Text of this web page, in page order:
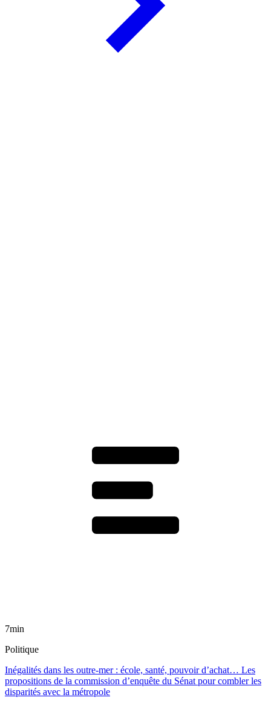
7min
Politique
Inégalités dans les outre-mer : école, santé, pouvoir d’achat… Les
propositions de la commission d’enquête du Sénat pour combler les
disparités avec la métropole